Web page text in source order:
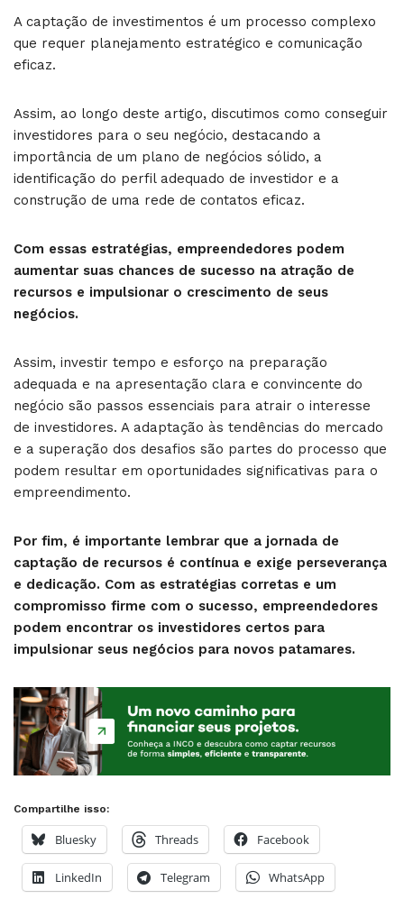
A captação de investimentos é um processo complexo
que requer planejamento estratégico e comunicação
eficaz.
Assim, ao longo deste artigo, discutimos como conseguir
investidores para o seu negócio, destacando a
importância de um plano de negócios sólido, a
identificação do perfil adequado de investidor e a
construção de uma rede de contatos eficaz.
Com essas estratégias, empreendedores podem
aumentar suas chances de sucesso na atração de
recursos e impulsionar o crescimento de seus
negócios.
Assim, investir tempo e esforço na preparação
adequada e na apresentação clara e convincente do
negócio são passos essenciais para atrair o interesse
de investidores. A adaptação às tendências do mercado
e a superação dos desafios são partes do processo que
podem resultar em oportunidades significativas para o
empreendimento.
Por fim, é importante lembrar que a jornada de
captação de recursos é contínua e exige perseverança
e dedicação. Com as estratégias corretas e um
compromisso firme com o sucesso, empreendedores
podem encontrar os investidores certos para
impulsionar seus negócios para novos patamares.
Compartilhe isso:
Bluesky Threads Facebook
LinkedIn Telegram WhatsApp